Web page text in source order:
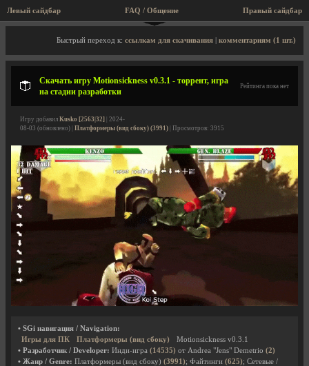
Левый сайдбар Правый сайдбар
FAQ / Общение
Описание игры, торрент, скриншоты, видео
Быстрый переход к: ссылкам для скачивания комментариям (1 шт.)
Скачать игру Motionsickness v0.3.1 - торрент, игра
на стадии разработки
Рейтинга пока нет
Игру добавил Kusko [2563|32] | 2024-
08-03 (обновлено) | Платформеры (вид сбоку) (3991) | Просмотров: 3915
• SGi навигация / Navigation:
Игры для ПК
Платформеры (вид сбоку)
Motionsickness v0.3.1
• Разработчик / Developer: Инди-игра (14535) от Andrea "Jens" Demetrio (2)
• Жанр / Genre: Платформеры (вид сбоку) (3991); Файтинги (625); Сетевые /